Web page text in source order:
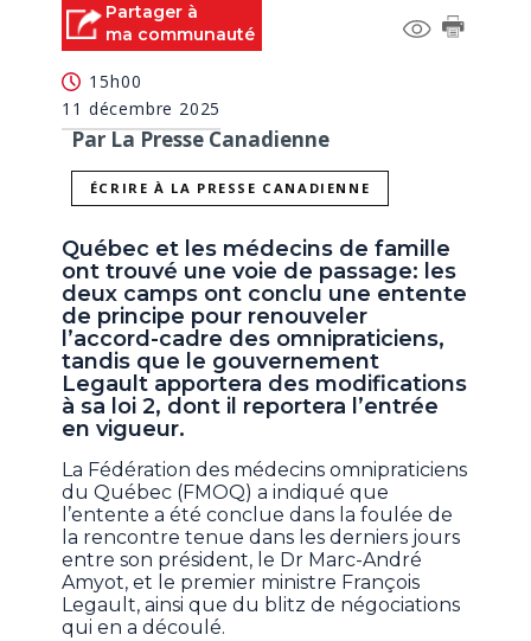
Partager à
ma communauté
15h00
11 décembre 2025
Par La Presse Canadienne
ÉCRIRE À LA PRESSE CANADIENNE
Québec et les médecins de famille
ont trouvé une voie de passage: les
deux camps ont conclu une entente
de principe pour renouveler
l’accord-cadre des omnipraticiens,
tandis que le gouvernement
Legault apportera des modifications
à sa loi 2, dont il reportera l’entrée
en vigueur.
La Fédération des médecins omnipraticiens
du Québec (FMOQ) a indiqué que
l’entente a été conclue dans la foulée de
la rencontre tenue dans les derniers jours
entre son président, le Dr Marc-André
Amyot, et le premier ministre François
Legault, ainsi que du blitz de négociations
qui en a découlé.